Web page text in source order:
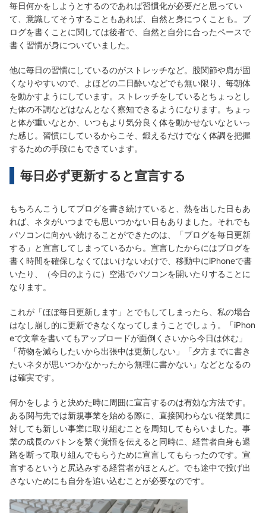
毎日何かをしようとするのであれば習慣化が必要だと思ってい
て、意識してそうすることもあれば、自然と身につくことも。ブ
ログを書くことに関しては後者で、自然と自分に合ったペースで
書く習慣が身についていました。
他に毎日の習慣にしているのがストレッチなど。股関節や肩が固
くなりやすいので、よほどの二日酔いなどでも無い限り、毎朝体
を動かすようにしています。ストレッチをしているとちょっとし
た体の不調などはなんとなく察知できるようになります。ちょっ
と体が重いなとか、いつもより気分良く体を動かせないなといっ
た感じ。習慣にしているからこそ、鍛えるだけでなく体調を把握
するための手段にもできています。
毎日必ず更新すると宣言する
もちろんこうしてブログを書き続けていると、熱を出した日もあ
れば、ネタがいつまでも思いつかない日もありました。それでも
パソコンに向かい続けることができたのは、「ブログを毎日更新
する」と宣言してしまっているから。宣言したからにはブログを
書く時間を確保しなくてはいけないわけで、移動中にiPhoneで書
いたり、（今日のように）空港でパソコンを開いたりすることに
なります。
これが「ほぼ毎日更新します」とでもしてしまったら、私の場合
はなし崩し的に更新できなくなってしまうことでしょう。「iPhon
eで文章を書いてもアップロードが面倒くさいから今日は休む」
「荷物を減らしたいから出張中は更新しない」「夕方までに書き
たいネタが思いつかなかったから無理に書かない」などとなるの
は確実です。
何かをしようと決めた時に周囲に宣言するのは有効な方法です。
ある関与先では新規事業を始める際に、直接関わらない従業員に
対しても新しい事業に取り組むことを周知してもらいました。事
業の成長のバトンを繫ぐ覚悟を伝えると同時に、経営者自身も退
路を断って取り組んでもらうために宣言してもらったのです。宣
言するというと尻込みする経営者がほとんど。でも途中で投げ出
さないためにも自分を追い込むことが必要なのです。